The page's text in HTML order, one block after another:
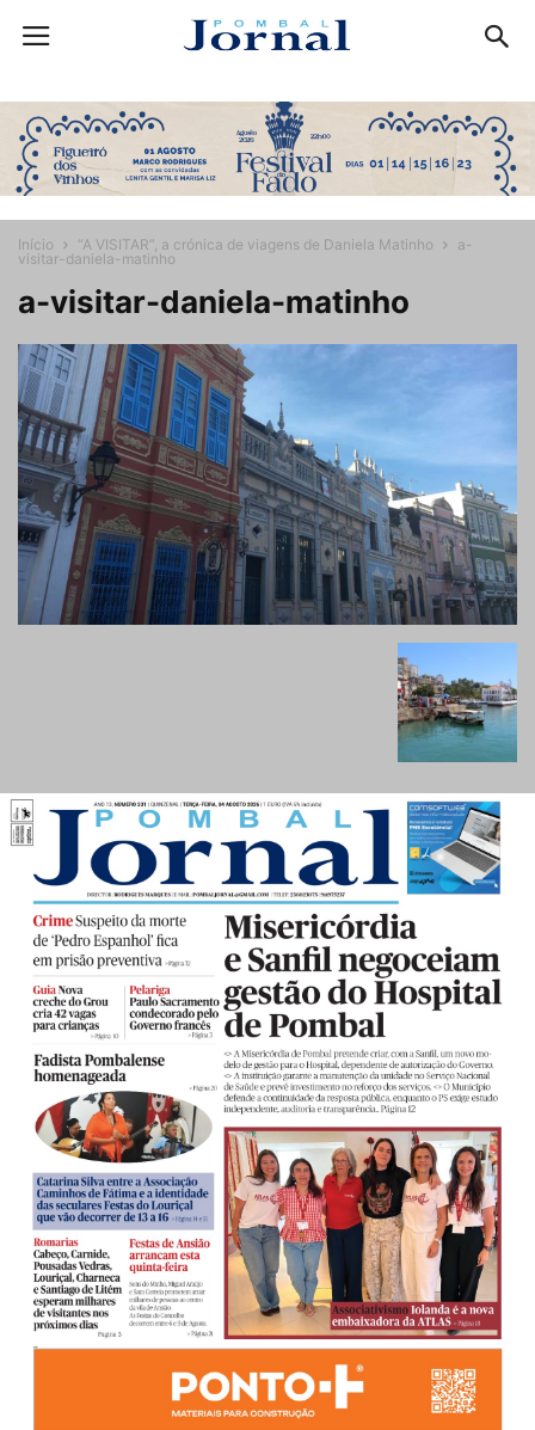
Início “A VISITAR”, a crónica de viagens de Daniela Matinho
a-
visitar-daniela-matinho
a-visitar-daniela-matinho